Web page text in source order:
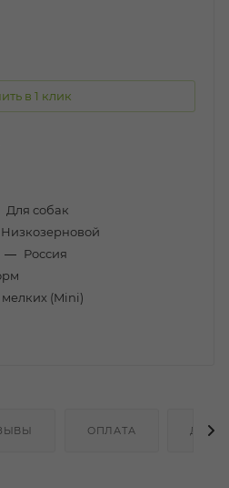
в 1 клик
Для собак
Низкозерновой
— Россия
(Mini)
ОПЛАТА